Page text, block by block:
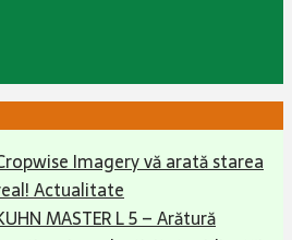
Imagery vă arată starea
Actualitate
MASTER L 5 – Arătură